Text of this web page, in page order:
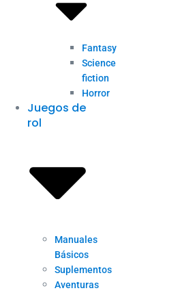
Fantasy
Science
fiction
Horror
Juegos de
rol
Manuales
Básicos
Suplementos
Aventuras